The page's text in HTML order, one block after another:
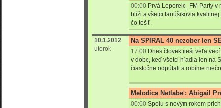
00:00 Prvá Leporelo_FM Party
blíži a všetci fanúšikovia
čo tešiť.
10.1.2012
utorok
Na SPIRAL 40 nezober len
17:00 Dnes človek rieši veľa
v dobe, keď všetci hľadia len na
čiastočne odpútali a robíme
Melodica Netlabel: Abigail
00:00 Spolu s novým rokom